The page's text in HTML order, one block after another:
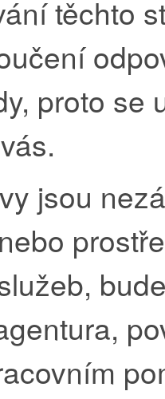
těchto
proto se
jsou